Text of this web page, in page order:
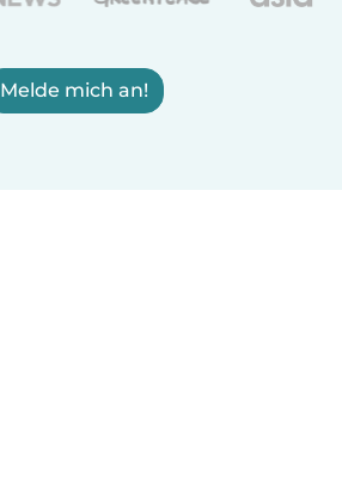
Melde mich an!